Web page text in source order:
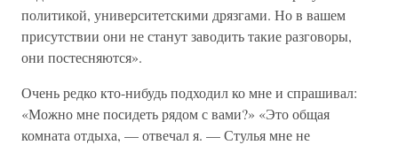
политикой, университетскими дрязгами. Но в вашем
присутствии они не станут заводить такие разговоры,
они постесняются».
Очень редко кто-нибудь подходил ко мне и спрашивал:
«Можно мне посидеть рядом с вами?» «Это общая
комната отдыха, — отвечал я. — Стулья мне не